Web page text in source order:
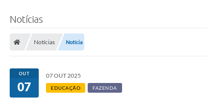
Notícias
Notícias Notícia
OUT
07
07 OUT 2025
EDUCAÇÃO FAZENDA